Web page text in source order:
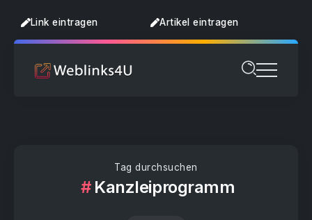
Link eintragen Artikel eintragen
Tag durchsuchen
Kanzleiprogramm